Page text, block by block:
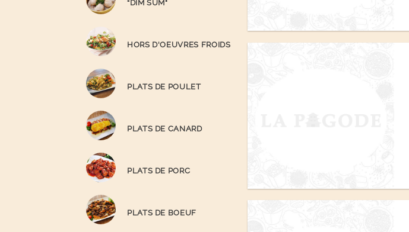
“DIM SUM"
HORS D'OEUVRES FROIDS
PLATS DE POULET
PLATS DE CANARD
PLATS DE PORC
PLATS DE BOEUF